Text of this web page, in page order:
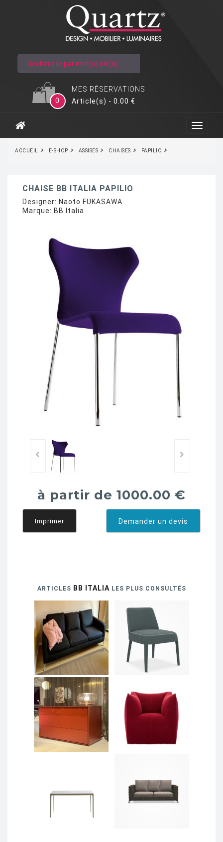
MES RÉSERVATIONS
0
Article(s) - 0.00 €
ACCUEIL E-SHOP ASSISES CHAISES PAPILIO
CHAISE BB ITALIA PAPILIO
Designer: Naoto FUKASAWA
Marque: BB Italia
à partir de 1000.00 €
Demander un devis
Imprimer
ARTICLES BB ITALIALES PLUS CONSULTÉS